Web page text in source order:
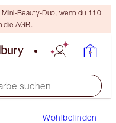
Mini-Beauty-Duo, wenn du 110
die AGB.
suchen
Wohlbefinden